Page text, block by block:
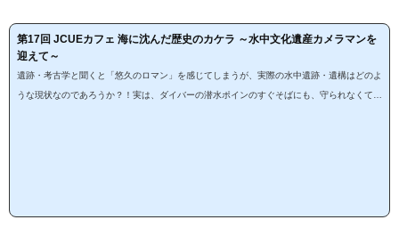
第17回 JCUEカフェ 海に沈んだ歴史のカケラ ～水中文化遺産カメラマンを
迎えて～
遺跡・考古学と聞くと「悠久のロマン」を感じてしまうが、実際の水中遺跡・遺構はどのよ
うな現状なのであろうか？！実は、ダイバーの潜水ポインのすぐそばにも、守られなくては